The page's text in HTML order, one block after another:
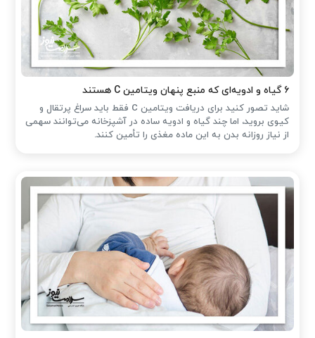
۶ گیاه و ادویه‌ای که منبع پنهان ویتامین C هستند
شاید تصور کنید برای دریافت ویتامین C فقط باید سراغ پرتقال و
کیوی بروید، اما چند گیاه و ادویه ساده در آشپزخانه می‌توانند سهمی
از نیاز روزانه بدن به این ماده مغذی را تأمین کنند.